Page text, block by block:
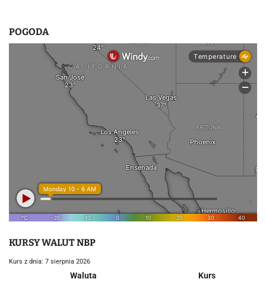
POGODA
KURSY WALUT NBP
Kurs z dnia: 7 sierpnia 2026
Waluta
Kurs